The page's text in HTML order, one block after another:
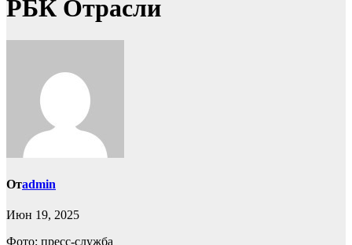
РБК Отрасли
Отadmin
Июн 19, 2025
Фото: пресс-служба